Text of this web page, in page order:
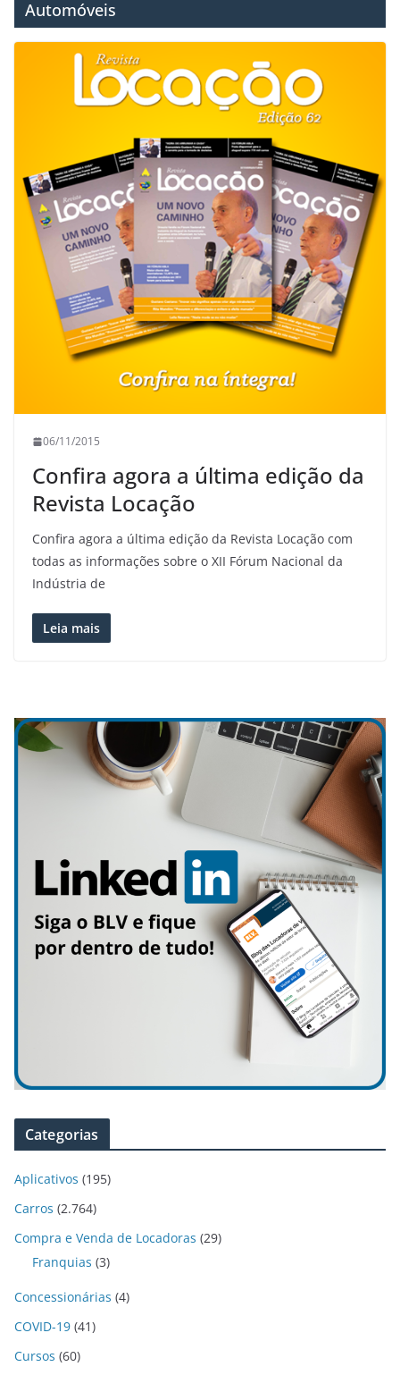
Automóveis
06/11/2015
Confira agora a última edição da
Revista Locação
Confira agora a última edição da Revista Locação com
todas as informações sobre o XII Fórum Nacional da
Indústria de
Leia mais
Categorias
Aplicativos (195)
Carros (2.764)
Compra e Venda de Locadoras (29)
Franquias (3)
Concessionárias (4)
COVID-19 (41)
Cursos (60)